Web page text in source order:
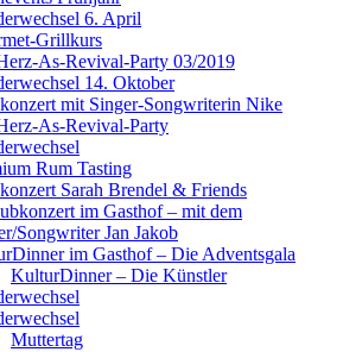
6. April
Grillkurs
As-Revival-Party 03/2019
14. Oktober
mit Singer-Songwriterin Nike
As-Revival-Party
Rum Tasting
Sarah Brendel & Friends
im Gasthof – mit dem
Songwriter Jan Jakob
im Gasthof – Die Adventsgala
KulturDinner – Die Künstler
Muttertag